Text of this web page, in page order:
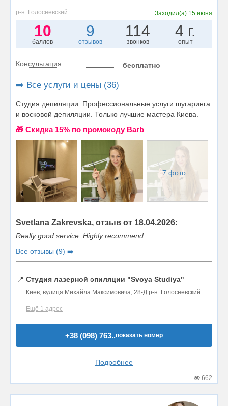
р-н. Голосеевский Заходил(а) 15 июня
10
баллов
9
отзывов
114
звонков
4 г.
опыт
Консультация бесплатно
➡️ Все услуги и цены (36)
Студия депиляции. Профессиональные услуги шугаринга
и восковой депиляции. Только лучшие мастера Киева.
🎁 Cкидка 15% по промокоду Barb
7 фото
Svetlana Zakrevska, отзыв от 18.04.2026:
Really good service. Highly recommend
Все отзывы (9) ➡️
📍 Студия лазерной эпиляции "Svoya Studiya"
Киев, вулиця Михайла Максимовича, 28-Д р-н. Голосеевский
Ещё 1 адрес
+38 (098) 763..показать номер
Подробнее
662